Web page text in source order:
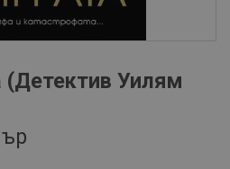
(Детектив Уилям